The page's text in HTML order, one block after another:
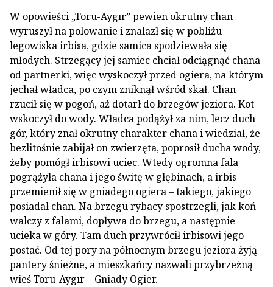
W opowieści „Toru-Aygır” pewien okrutny chan
wyruszył na polowanie i znalazł się w pobliżu
legowiska irbisa, gdzie samica spodziewała się
młodych. Strzegący jej samiec chciał odciągnąć chana
od partnerki, więc wyskoczył przed ogiera, na którym
jechał władca, po czym zniknął wśród skał. Chan
rzucił się w pogoń, aż dotarł do brzegów jeziora. Kot
wskoczył do wody. Władca podążył za nim, lecz duch
gór, który znał okrutny charakter chana i wiedział, że
bezlitośnie zabijał on zwierzęta, poprosił ducha wody,
żeby pomógł irbisowi uciec. Wtedy ogromna fala
pogrążyła chana i jego świtę w głębinach, a irbis
przemienił się w gniadego ogiera – takiego, jakiego
posiadał chan. Na brzegu rybacy spostrzegli, jak koń
walczy z falami, dopływa do brzegu, a następnie
ucieka w góry. Tam duch przywrócił irbisowi jego
postać. Od tej pory na północnym brzegu jeziora żyją
pantery śnieżne, a mieszkańcy nazwali przybrzeżną
wieś Toru-Aygır – Gniady Ogier.